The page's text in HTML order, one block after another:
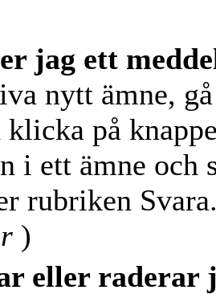
jag ett
nytt ämne,
klicka på
i ett ämne och
rubriken
)
eller raderar